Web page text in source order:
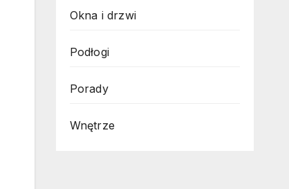
Okna i drzwi
Podłogi
Porady
Wnętrze